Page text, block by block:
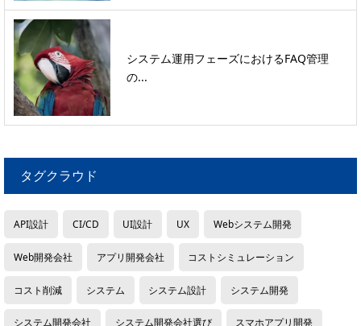
システム運用フェーズにおけるFAQ管理
の...
タグクラウド
API設計 CI/CD UI設計 UX Webシステム開発
Web開発会社 アプリ開発会社 コストシミュレーション
コスト削減 システム システム設計 システム開発
システム開発会社 システム開発会社選び スマホアプリ開発